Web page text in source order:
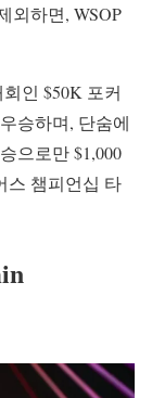
외하면, WSOP
인 $50K 포커
승하며, 단숨에
으로만 $1,000
스 챔피언십 타